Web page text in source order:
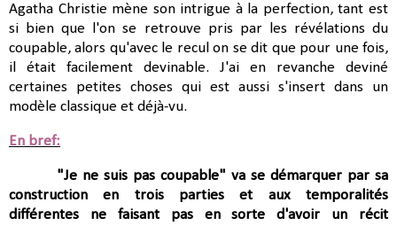
Agatha Christie mène son intrigue à la perfection, tant est
si bien que l'on se retrouve pris par les révélations du
coupable, alors qu'avec le recul on se dit que pour une fois,
il était facilement devinable. J'ai en revanche deviné
certaines petites choses qui est aussi s'insert dans un
modèle classique et déjà-vu.
En bref:
"Je ne suis pas coupable" va se démarquer par sa
construction en trois parties et aux temporalités
différentes ne faisant pas en sorte d'avoir un récit